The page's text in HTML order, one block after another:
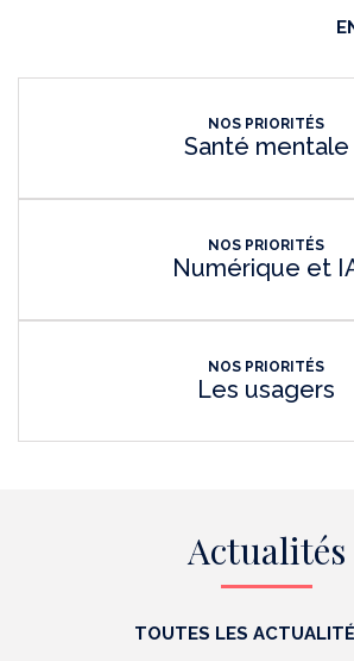
NOS PRIORITÉS
Santé mentale
NOS PRIORITÉS
Numérique et
NOS PRIORITÉS
Les usagers
Actualités
TOUTES LES